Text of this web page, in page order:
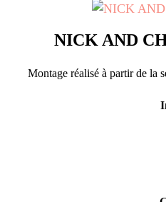
NICK AND
Montage réalisé à partir de la